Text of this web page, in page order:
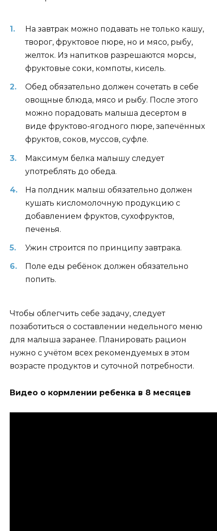
На завтрак можно подавать не только кашу,
творог, фруктовое пюре, но и мясо, рыбу,
желток. Из напитков разрешаются морсы,
фруктовые соки, компоты, кисель.
Обед обязательно должен сочетать в себе
овощные блюда, мясо и рыбу. После этого
можно порадовать малыша десертом в
виде фруктово-ягодного пюре, запечённых
фруктов, соков, муссов, суфле.
Максимум белка малышу следует
употреблять до обеда.
На полдник малыш обязательно должен
кушать кисломолочную продукцию с
добавлением фруктов, сухофруктов,
печенья.
Ужин строится по принципу завтрака.
Поле еды ребёнок должен обязательно
попить.
Чтобы облегчить себе задачу, следует
позаботиться о составлении недельного меню
для малыша заранее. Планировать рацион
нужно с учётом всех рекомендуемых в этом
возрасте продуктов и суточной потребности.
Видео о кормлении ребенка в 8 месяцев